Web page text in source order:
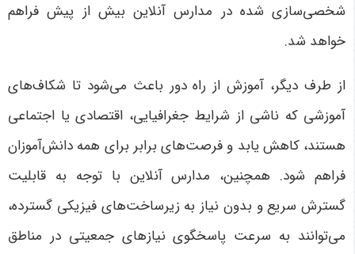
شخصی‌سازی شده در مدارس آنلاین بیش از پیش فراهم
خواهد شد.
از طرف دیگر، آموزش از راه دور باعث می‌شود تا شکاف‌های
آموزشی که ناشی از شرایط جغرافیایی، اقتصادی یا اجتماعی
هستند، کاهش یابد و فرصت‌های برابر برای همه دانش‌آموزان
فراهم شود. همچنین، مدارس آنلاین با توجه به قابلیت
گسترش سریع و بدون نیاز به زیرساخت‌های فیزیکی گسترده،
می‌توانند به سرعت پاسخگوی نیازهای جمعیتی در مناطق